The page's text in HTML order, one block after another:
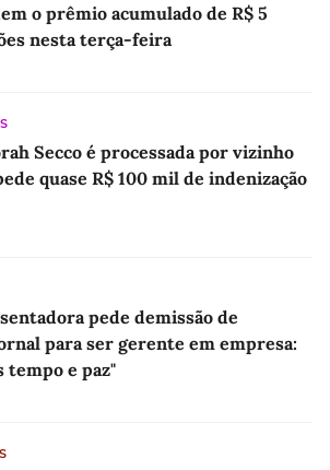
o prêmio acumulado de R$ 5
nesta terça-feira
Secco é processada por vizinho
quase R$ 100 mil de indenização
pede demissão de
para ser gerente em empresa:
tempo e paz"